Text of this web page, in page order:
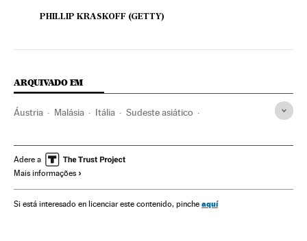
PHILLIP KRASKOFF (GETTY)
ARQUIVADO EM
Áustria Malásia Itália Sudeste asiático
Europa Ocidental Lonely Planet
América Latina
Auckland Kuala Lumpur Noruega Arizona
Adere a
Mais informações
Si está interesado en licenciar este contenido, pinche aquí